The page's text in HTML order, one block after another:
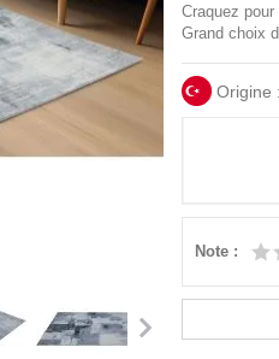
Craquez
Grand choix
Origine
Note :